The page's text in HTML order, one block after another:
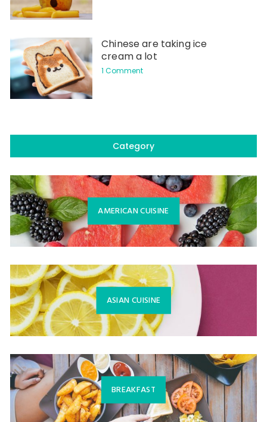
Chinese are taking ice
cream a lot
1 Comment
Category
AMERICAN CUISINE
ASIAN CUISINE
BREAKFAST